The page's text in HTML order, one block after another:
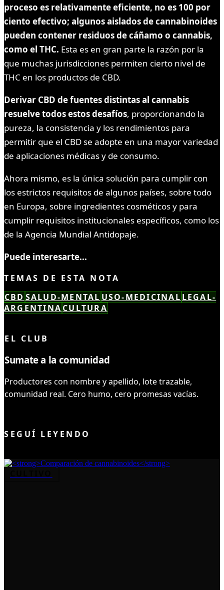
proceso es relativamente eficiente, no es 100 por
ciento efectivo; algunos aislados de cannabinoides
pueden contener residuos de cáñamo o cannabis,
como el THC. Esta es en gran parte la razón por la
que muchas jurisdicciones permiten cierto nivel de
THC en los productos de CBD.
Derivar CBD de fuentes distintas al cannabis
resuelve todos estos desafíos, proporcionando la
pureza, la consistencia y los rendimientos para
permitir que el CBD se adopte en una mayor variedad
de aplicaciones médicas y de consumo.
Ahora mismo, es la única solución para cumplir con
los estrictos requisitos de algunos países, sobre todo
en Europa, sobre ingredientes cosméticos y para
cumplir requisitos institucionales específicos, como los
de la Agencia Mundial Antidopaje.
Puede interesarte...
TEMAS DE ESTA NOTA
CBD SALUD-MENTAL USO-MEDICINAL LEGAL-
ARGENTINA CULTURA
EL CLUB
Sumate a la comunidad
Productores con nombre y apellido, lote trazable,
comunidad real. Cero humo, cero promesas vacías.
SEGUÍ LEYENDO